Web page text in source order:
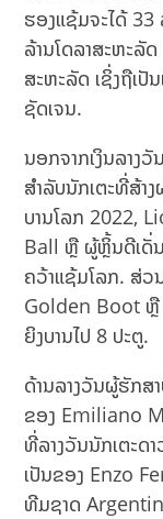
ຮອງແຊ້ມຈະໄດ້ 33
ລ້ານໂດລາສະຫະລັ
ສະຫະລັດ ເຊິ່ງຖືເປັ
ຊັດເຈນ.
ນອກຈາກເງິນລາງ
ສຳລັບນັກເຕະທີ່ສ້າງ
ບານໂລກ 2022,
Ball ຫຼື ຜູ້ຫຼິ້ນດີເດັ່
ຄວ້າແຊ້ມໂລກ. ສ່
Golden Boot ຫຼື
ຍິງບານໄປ 8 ປະຕູ.
ດ້ານລາງວັນຜູ້ຮັກສ
ຂອງ Emiliano
ທີ່ລາງວັນນັກເຕະດ
ເປັນຂອງ Enzo
ທີມຊາດ